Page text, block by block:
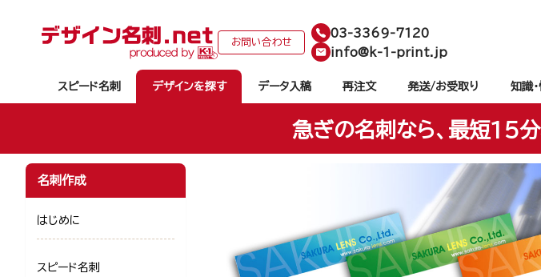
お問い合わせ
03-3369-7120
info@k-1-print.jp
スピード名刺 デザインを探す データ入稿 再注文 発送/お受取り 知識
急ぎの名刺なら、最短15分
名刺作成
はじめに
スピード名刺